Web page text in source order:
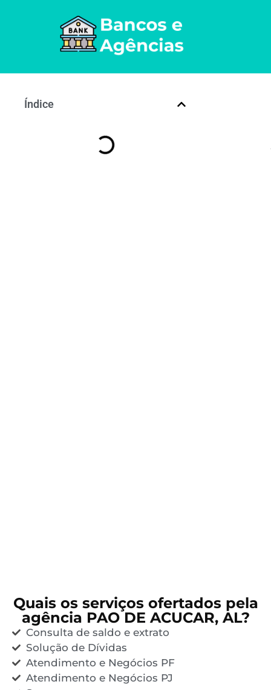
Índice
Quais os serviços ofertados pela
agência PAO DE ACUCAR, AL?
Consulta de saldo e extrato
Solução de Dívidas
Atendimento e Negócios PF
Atendimento e Negócios PJ